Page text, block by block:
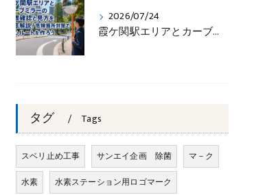
2026/07/24
霞ケ関駅エリアとカーブミラーの設置確認と見方を徹底解説！危険箇所対策で安心ルートを作ろう
タグ Tags
スベリ止め工事 サンエイ企画 除菌
マ－ク
水素
水素ステーション用ロゴマーク